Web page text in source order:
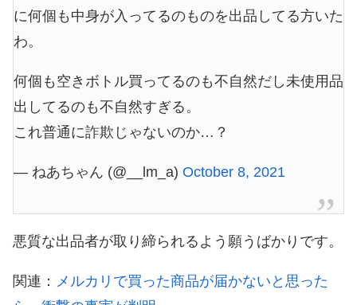
に何個も中身が入ってるのものを出品してる方いた
わ。
何個も空きボトル買ってるのも不自然だし未使用品
出してるのも不自然すぎる。
これ普通に詐欺じゃないのか…？
— ねあちゃん (@__lm_a) October 8, 2021
悪質な出品者が取り締られるよう願うばかりです。
関連： メルカリで買った商品が届かないと思った